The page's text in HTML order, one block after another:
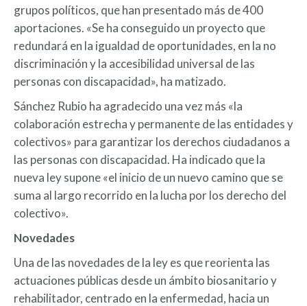
grupos políticos, que han presentado más de 400
aportaciones. «Se ha conseguido un proyecto que
redundará en la igualdad de oportunidades, en la no
discriminación y la accesibilidad universal de las
personas con discapacidad», ha matizado.
Sánchez Rubio ha agradecido una vez más «la
colaboración estrecha y permanente de las entidades y
colectivos» para garantizar los derechos ciudadanos a
las personas con discapacidad. Ha indicado que la
nueva ley supone «el inicio de un nuevo camino que se
suma al largo recorrido en la lucha por los derecho del
colectivo».
Novedades
Una de las novedades de la ley es que reorienta las
actuaciones públicas desde un ámbito biosanitario y
rehabilitador, centrado en la enfermedad, hacia un